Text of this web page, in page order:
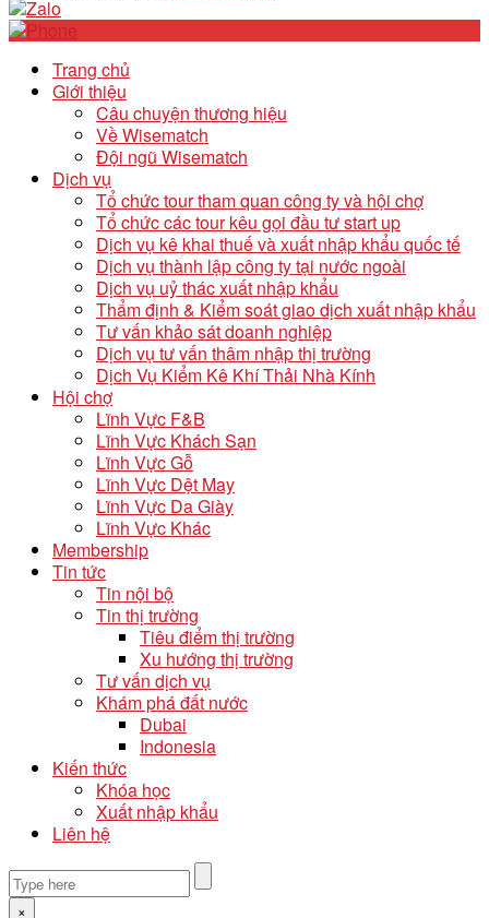
Trang chủ
Giới thiệu
Câu chuyện thương hiệu
Về Wisematch
Đội ngũ Wisematch
Dịch vụ
Tổ chức tour tham quan công ty và hội chợ
Tổ chức các tour kêu gọi đầu tư start up
Dịch vụ kê khai thuế và xuất nhập khẩu quốc tế
Dịch vụ thành lập công ty tại nước ngoài
Dịch vụ uỷ thác xuất nhập khẩu
Thẩm định & Kiểm soát giao dịch xuất nhập khẩu
Tư vấn khảo sát doanh nghiệp
Dịch vụ tư vấn thâm nhập thị trường
Dịch Vụ Kiểm Kê Khí Thải Nhà Kính
Hội chợ
Lĩnh Vực F&B
Lĩnh Vực Khách Sạn
Lĩnh Vực Gỗ
Lĩnh Vực Dệt May
Lĩnh Vực Da Giày
Lĩnh Vực Khác
Membership
Tin tức
Tin nội bộ
Tin thị trường
Tiêu điểm thị trường
Xu hướng thị trường
Tư vấn dịch vụ
Khám phá đất nước
Dubai
Indonesia
Kiến thức
Khóa học
Xuất nhập khẩu
Liên hệ
×